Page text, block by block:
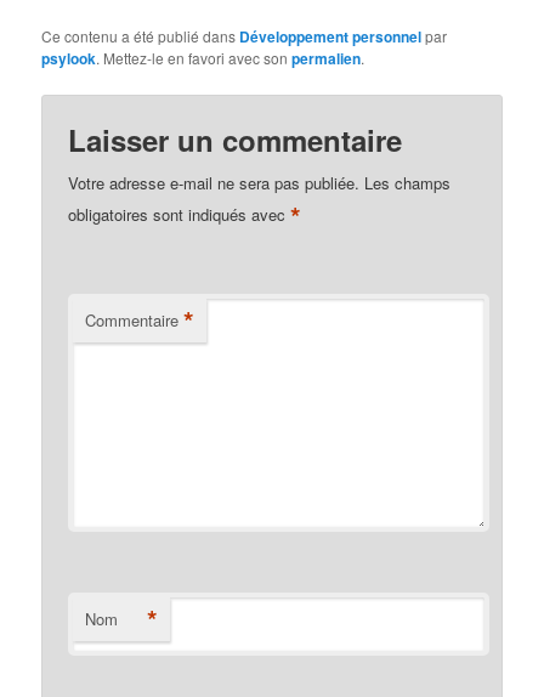
Ce contenu a été publié dans Développement personnelpar
psylook. Mettez-le en favori avec sonpermalien.
Laisser un commentaire
Votre adresse e-mail ne sera pas publiée. Les champs
obligatoires sont indiqués avec*
Commentaire *
Nom *